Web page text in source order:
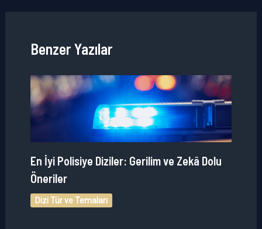
Benzer Yazılar
En İyi Polisiye Diziler: Gerilim ve Zekâ Dolu
Öneriler
Dizi Tür ve Temaları